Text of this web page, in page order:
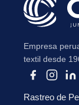
Empresa
textil desde
Rastreo de